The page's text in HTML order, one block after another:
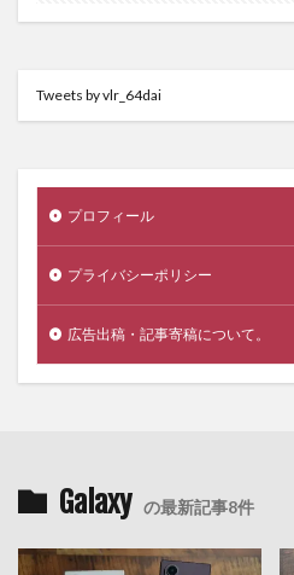
Tweets by vlr_64dai
プロフィール
プライバシーポリシー
広告出稿・記事寄稿について。
Galaxy の最新記事8件